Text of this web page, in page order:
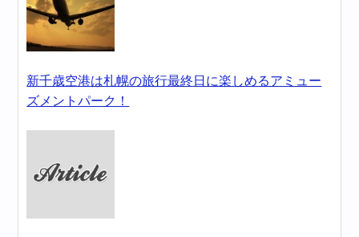
新千歳空港は札幌の旅行最終日に楽しめるアミュー
ズメントパーク！